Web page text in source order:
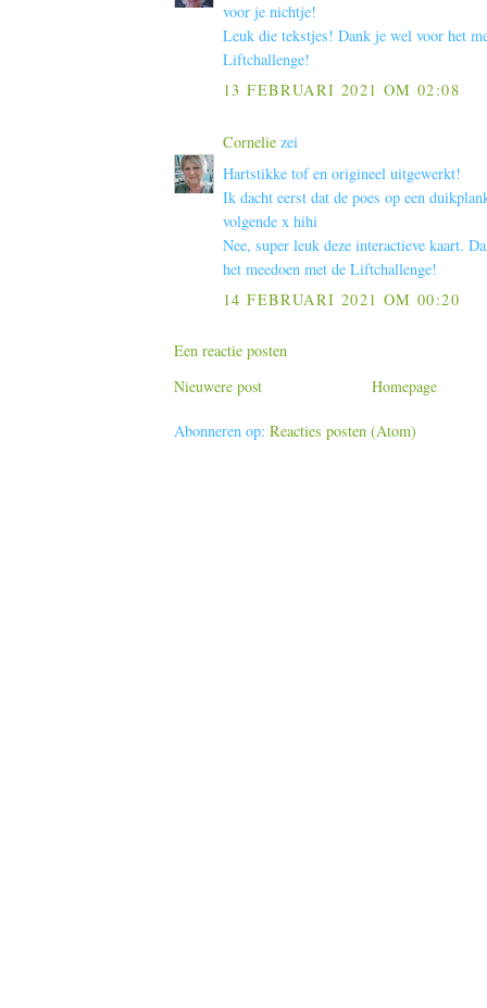
voor je nichtje!
Leuk die tekstjes! Dank je wel voor het
Liftchallenge!
13 FEBRUARI 2021 OM 02:08
Cornelie zei
Hartstikke tof en origineel uitgewerkt!
Ik dacht eerst dat de poes op een
volgende x hihi
Nee, super leuk deze interactieve kaart.
het meedoen met de Liftchallenge!
14 FEBRUARI 2021 OM 00:20
Een reactie posten
Nieuwere post
Homepage
Abonneren op: Reacties posten (Atom)